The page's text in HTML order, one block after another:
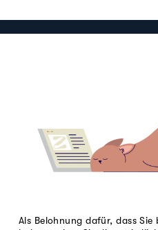
Als Belohnung dafür, dass